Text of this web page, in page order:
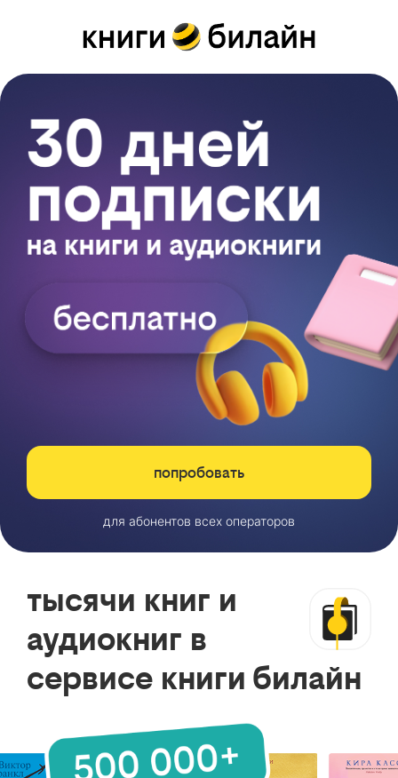
попробовать
для абонентов всех операторов
тысячи книг и
аудиокниг в
сервисе книги билайн